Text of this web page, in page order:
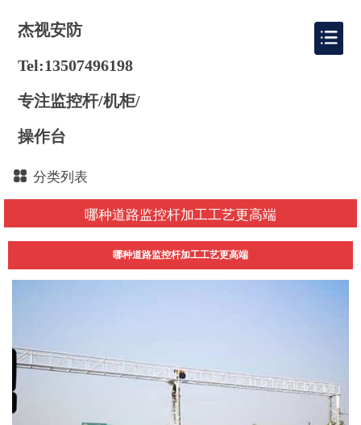
杰视安防
Tel:13507496198
专注监控杆/机柜/
操作台
分类列表
哪种道路监控杆加工工艺更高端
哪种道路监控杆加工工艺更高端